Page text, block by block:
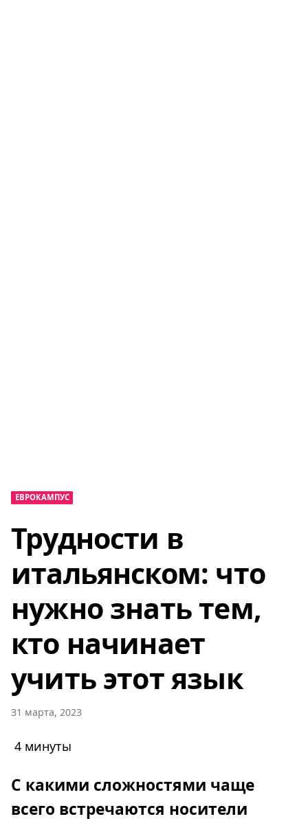
ЕВРОКАМПУС
Трудности в
итальянском: что
нужно знать тем,
кто начинает
учить этот язык
31 марта, 2023
4 минуты
С какими сложностями чаще
всего встречаются носители